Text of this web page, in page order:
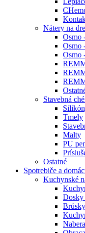
Nátery na
Osmo
Osmo
Osmo
Stavebná
Tmely
Malty
PU
Ostatné
Spotrebiče a
Kuchynské
Dosky